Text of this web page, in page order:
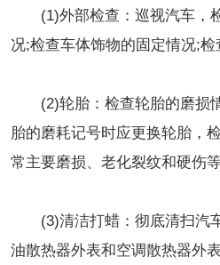
(1)外部检查：巡视汽车，
况;检查车体饰物的固定情况;检
(2)轮胎：检查轮胎的磨损
胎的磨耗记号时应更换轮胎，
常主要磨损、老化裂纹和硬伤等
(3)清洁打蜡：彻底清扫汽
油散热器外表和空调散热器外表